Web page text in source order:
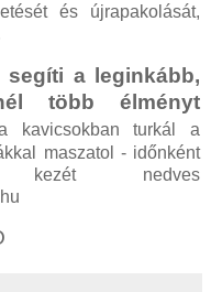
és újrapakolását,
segíti a leginkább,
több élményt
kavicsokban turkál a
maszatol - időnként
nedves